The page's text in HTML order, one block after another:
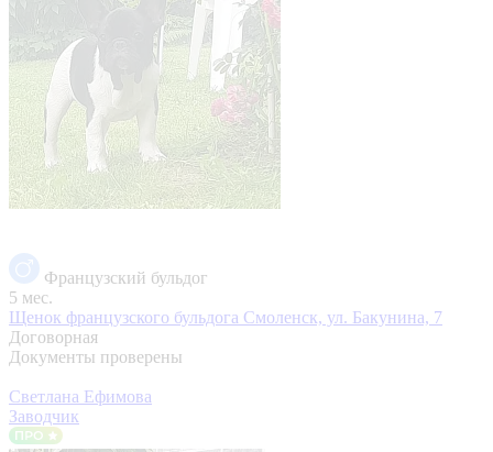
Французский бульдог
5 мес.
Щенок французского бульдога Смоленск, ул. Бакунина, 7
Договорная
Документы проверены
Светлана Ефимова
Заводчик